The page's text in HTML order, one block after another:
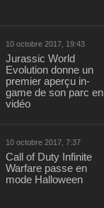
10 octobre 2017, 19:43
Jurassic World
Evolution donne un
premier aperçu in-
game de son parc en
vidéo
10 octobre 2017, 7:37
Call of Duty Infinite
Warfare passe en
mode Halloween